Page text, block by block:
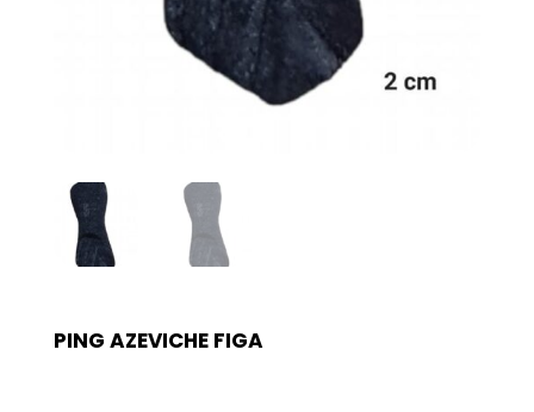
PING AZEVICHE FIGA